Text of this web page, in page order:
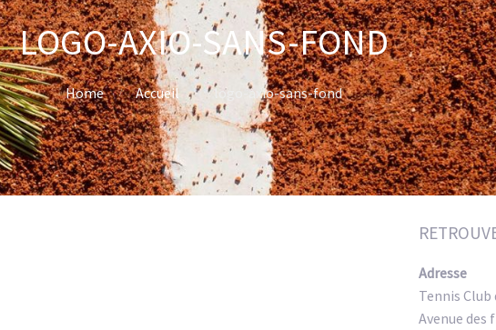
LOGO-AXIO-SANS-FOND
Home Accueil logo-axio-sans-fond
Adresse
Tennis Club
Avenue des